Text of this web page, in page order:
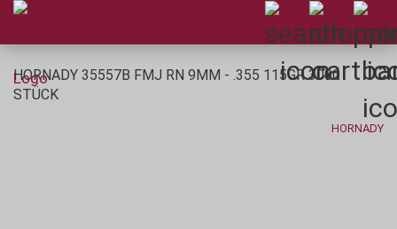
HORNADY 35557B FMJ RN 9MM - .355 115GR 3000
STÜCK
HORNADY